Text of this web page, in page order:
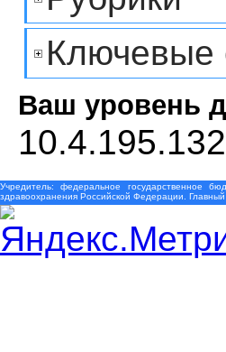
Ключевые
Ваш уровень
Учредитель: федеральное государственное
здравоохранения Российской Федерации.